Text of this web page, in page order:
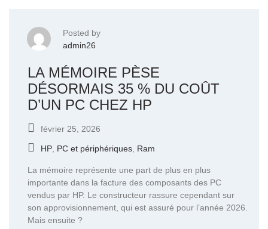
Posted by
admin26
LA MÉMOIRE PÈSE
DÉSORMAIS 35 % DU COÛT
D’UN PC CHEZ HP
février 25, 2026
HP PC et périphériques Ram
La mémoire représente une part de plus en plus
importante dans la facture des composants des PC
vendus par HP. Le constructeur rassure cependant sur
son approvisionnement, qui est assuré pour l’année 2026.
Mais ensuite ?